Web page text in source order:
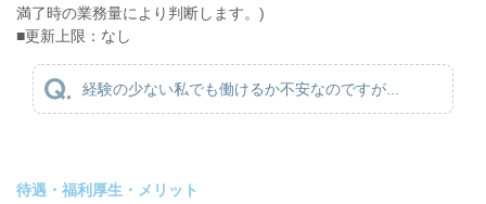
満了時の業務量により判断します。)
■更新上限：なし
経験の少ない私でも働けるか不安なのですが...
待遇・福利厚生・メリット